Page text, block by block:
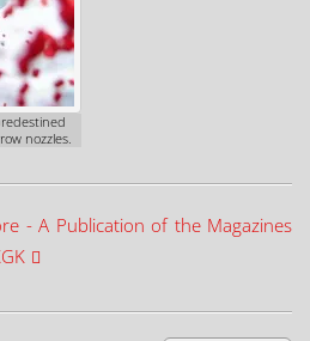
nozzles.
- A Publication of the Magazines